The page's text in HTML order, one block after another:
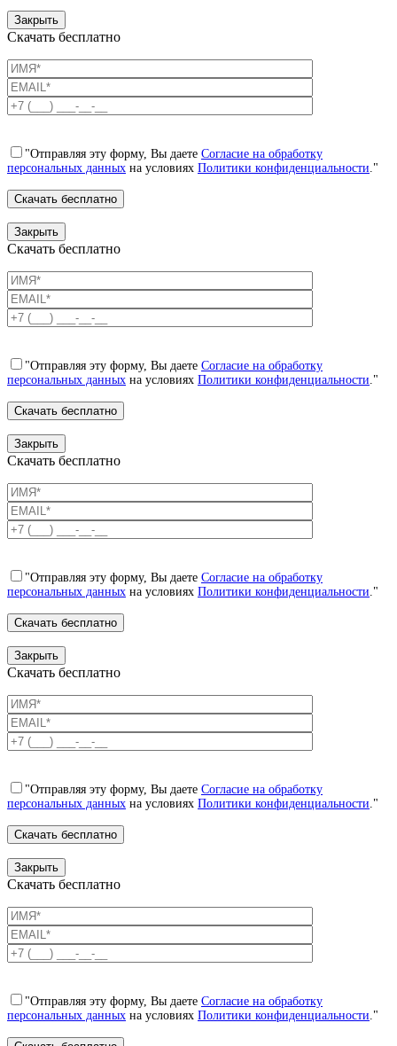
Закрыть
Скачать бесплатно
"Отправляя эту форму, Вы даете Согласие на обработку
персональных данных на условиях Политики конфиденциальности."
Закрыть
Скачать бесплатно
"Отправляя эту форму, Вы даете Согласие на обработку
персональных данных на условиях Политики конфиденциальности."
Закрыть
Скачать бесплатно
"Отправляя эту форму, Вы даете Согласие на обработку
персональных данных на условиях Политики конфиденциальности."
Закрыть
Скачать бесплатно
"Отправляя эту форму, Вы даете Согласие на обработку
персональных данных на условиях Политики конфиденциальности."
Закрыть
Скачать бесплатно
"Отправляя эту форму, Вы даете Согласие на обработку
персональных данных на условиях Политики конфиденциальности."